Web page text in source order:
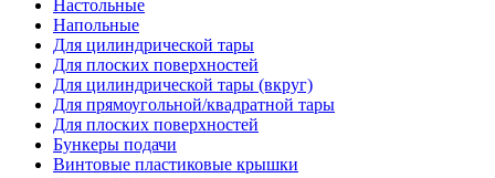
Настольные
Напольные
Для цилиндрической тары
Для плоских поверхностей
Для цилиндрической тары (вкруг)
Для прямоугольной/квадратной тары
Для плоских поверхностей
Бункеры подачи
Винтовые пластиковые крышки